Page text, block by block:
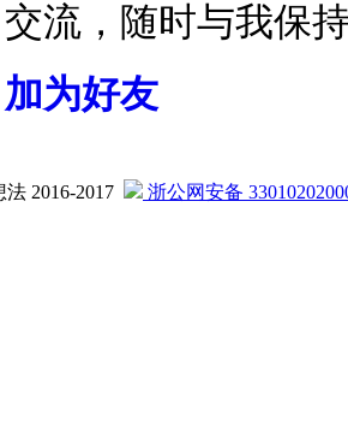
交流，随时与我保
加为好友
2016-2017 浙公网安备